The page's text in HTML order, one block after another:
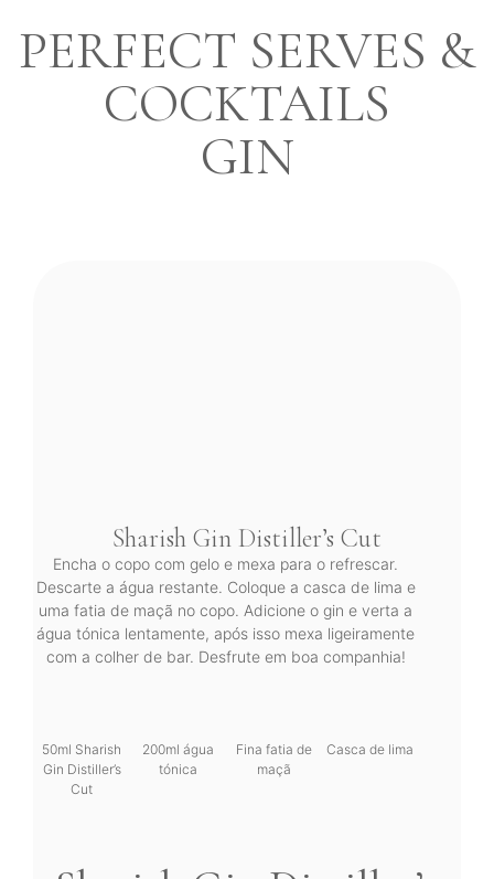
PERFECT SERVES &
COCKTAILS
GIN
Sharish Gin Distiller’s Cut
Encha o copo com gelo e mexa para o refrescar.
Descarte a água restante. Coloque a casca de lima e
uma fatia de maçã no copo. Adicione o gin e verta a
água tónica lentamente, após isso mexa ligeiramente
com a colher de bar. Desfrute em boa companhia!
50ml Sharish
Gin Distiller’s
Cut
200ml água
tónica
Fina fatia de
maçã
Casca de lima